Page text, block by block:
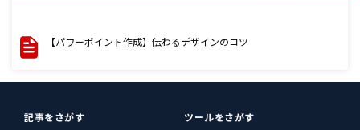
【パワーポイント作成】伝わるデザインのコツ
記事をさがす
ツールをさがす